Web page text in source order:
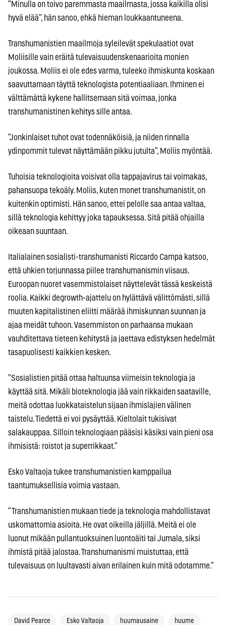
”Minulla on toivo paremmasta maailmasta, jossa kaikilla olisi
hyvä elää”, hän sanoo, ehkä hieman loukkaantuneena.
Transhumanistien maailmoja syleilevät spekulaatiot ovat
Moliisille vain eräitä tulevaisuudenskenaarioita monien
joukossa. Moliis ei ole edes varma, tuleeko ihmiskunta koskaan
saavuttamaan täyttä teknologista potentiaaliaan. Ihminen ei
välttämättä kykene hallitsemaan sitä voimaa, jonka
transhumanistinen kehitys sille antaa.
”Jonkinlaiset tuhot ovat todennäköisiä, ja niiden rinnalla
ydinpommit tulevat näyttämään pikku jutulta”, Moliis myöntää.
Tuhoisia teknologioita voisivat olla tappajavirus tai voimakas,
pahansuopa tekoäly. Moliis, kuten monet transhumanistit, on
kuitenkin optimisti. Hän sanoo, ettei pelolle saa antaa valtaa,
sillä teknologia kehittyy joka tapauksessa. Sitä pitää ohjailla
oikeaan suuntaan.
Italialainen sosialisti-transhumanisti Riccardo Campa katsoo,
että uhkien torjunnassa piilee transhumanismin viisaus.
Euroopan nuoret vasemmistolaiset näyttelevät tässä keskeistä
roolia. Kaikki degrowth-ajattelu on hylättävä välittömästi, sillä
muuten kapitalistinen eliitti määrää ihmiskunnan suunnan ja
ajaa meidät tuhoon. Vasemmiston on parhaansa mukaan
vauhditettava tieteen kehitystä ja jaettava edistyksen hedelmät
tasapuolisesti kaikkien kesken.
”Sosialistien pitää ottaa haltuunsa viimeisin teknologia ja
käyttää sitä. Mikäli bioteknologia jää vain rikkaiden saataville,
meitä odottaa luokkataistelun sijaan ihmislajien välinen
taistelu. Tiedettä ei voi pysäyttää. Kieltolait tukisivat
salakauppaa. Silloin teknologiaan pääsisi käsiksi vain pieni osa
ihmisistä: roistot ja superrikkaat.”
Esko Valtaoja tukee transhumanistien kamppailua
taantumuksellisia voimia vastaan.
”Transhumanistien mukaan tiede ja teknologia mahdollistavat
uskomattomia asioita. He ovat oikeilla jäljillä. Meitä ei ole
luonut mikään pullantuoksuinen luontoäiti tai Jumala, siksi
ihmistä pitää jalostaa. Transhumanismi muistuttaa, että
tulevaisuus on luultavasti aivan erilainen kuin mitä odotamme.”
David Pearce Esko Valtaoja huumausaine huume